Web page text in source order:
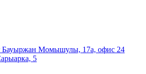
Бауыржан Момышулы, 17а, офис 24
5